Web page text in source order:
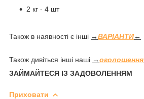
2 кг - 4 шт
Також в наявності є інші →ВАРІАНТИ←
Також дивіться інші наші →оголошення
ЗАЙМАЙТЕСЯ ІЗ ЗАДОВОЛЕННЯМ
Приховати